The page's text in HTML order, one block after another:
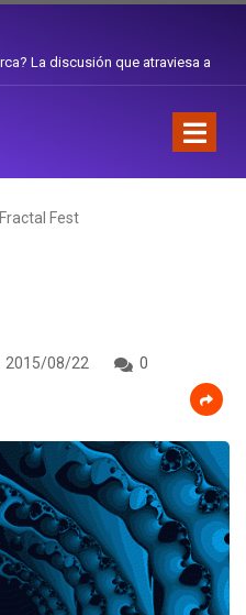
el sombrero en Corporación
Fractal Fest
2015/08/22
0